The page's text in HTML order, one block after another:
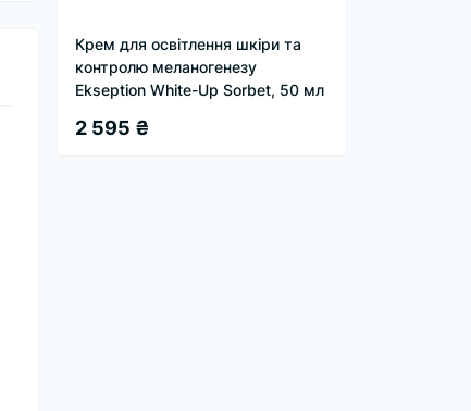
Крем для освітлення шкіри та
контролю меланогенезу
Ekseption White-Up Sorbet, 50 мл
2 595 ₴